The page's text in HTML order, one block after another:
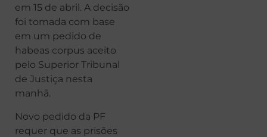
em 15 de abril. A decisão
foi tomada com base
em um pedido de
habeas corpus aceito
pelo Superior Tribunal
de Justiça nesta
manhã.
Novo pedido da PF
requer que as prisões